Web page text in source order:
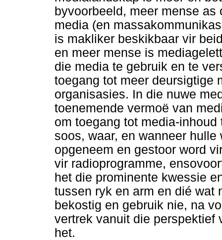
byvoorbeeld, meer mense
media (en
is makliker beskikbaar vir
en meer mense is
die media te gebruik en te
toegang tot meer deursigtige
organisasies. In die nuwe
toenemende vermoë van
om toegang tot media-
soos, waar, en wanneer
opgeneem en gestoor word
vir radioprogramme,
het die prominente kwessie
tussen ryk en arm en dié wat
bekostig en gebruik nie, na
vertrek vanuit die perspektief
het.